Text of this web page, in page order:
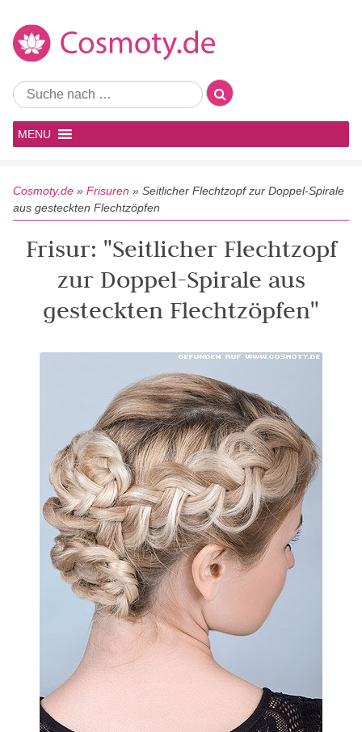
MENU
Cosmoty.de » Frisuren » Seitlicher Flechtzopf zur Doppel-Spirale
aus gesteckten Flechtzöpfen
Frisur: "Seitlicher Flechtzopf
zur Doppel-Spirale aus
gesteckten Flechtzöpfen"